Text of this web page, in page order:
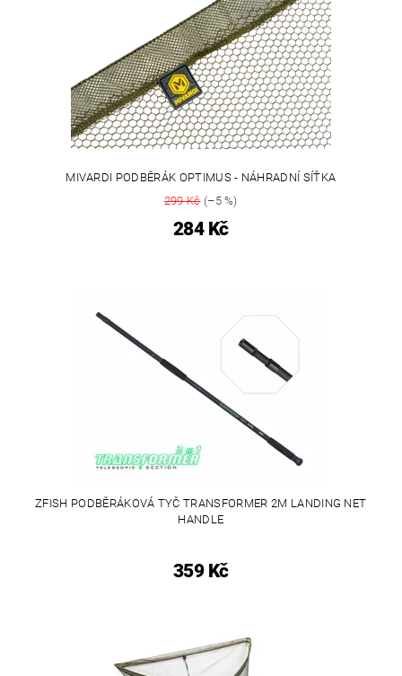
MIVARDI PODBĚRÁK OPTIMUS - NÁHRADNÍ SÍŤKA
299 Kč(–5 %)
284 Kč
ZFISH PODBĚRÁKOVÁ TYČ TRANSFORMER 2M LANDING NET
HANDLE
359 Kč